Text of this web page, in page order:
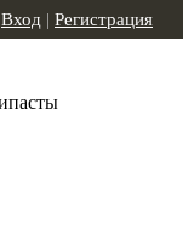
Вход | Регистрация